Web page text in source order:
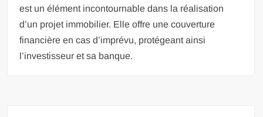
est un élément incontournable dans la réalisation
d’un projet immobilier. Elle offre une couverture
financière en cas d’imprévu, protégeant ainsi
l’investisseur et sa banque.